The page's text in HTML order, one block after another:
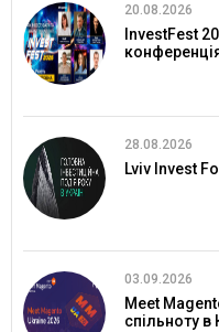
20.08.2026
InvestFest
28.08.2026
Lviv Invest
03.09.2026
Meet
спільноту в